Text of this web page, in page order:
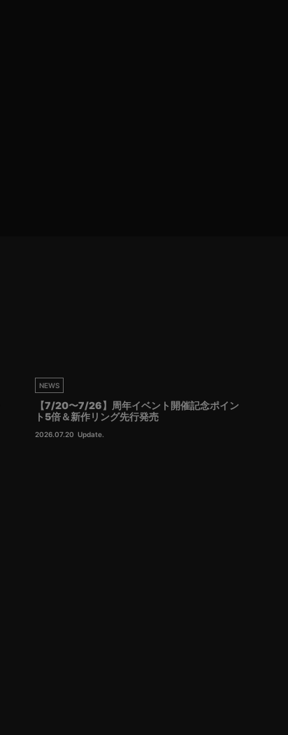
NEWS
【7/20〜7/26】周年イベント開催記念ポイン
ト5倍＆新作リング先行発売
2026.07.20 Update.